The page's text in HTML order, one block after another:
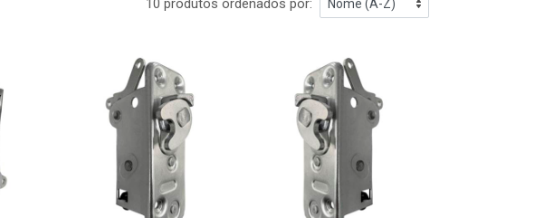
10 produtos ordenados por: